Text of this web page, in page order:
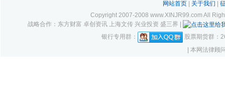
网站首页| 关于我们
Copyright 2007-2008 www.XINJR99.com All
战略合作：东方财富 卓创资讯 上海文传 兴业投资 盛三界 |
银行专用群：
股票期货群：
| 本网法律顾